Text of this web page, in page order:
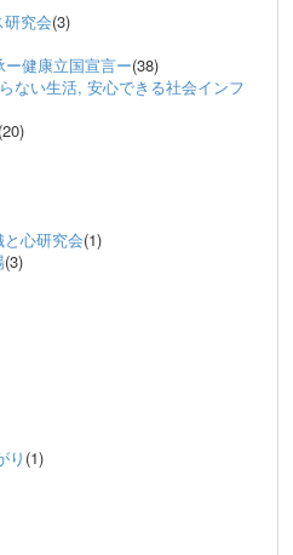
究会(3)
健康立国宣言ー(38)
ない生活, 安心できる社会インフ
(20)
心研究会(1)
(3)
り (1)